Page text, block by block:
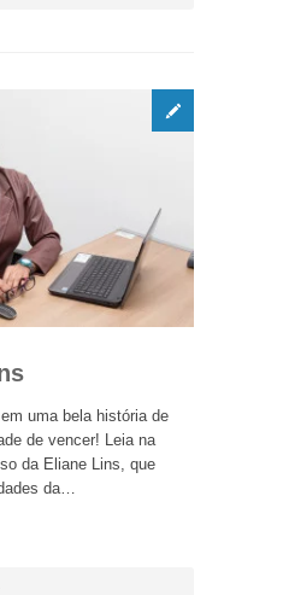
uma bela história de
de vencer! Leia na
da Eliane Lins, que
da…